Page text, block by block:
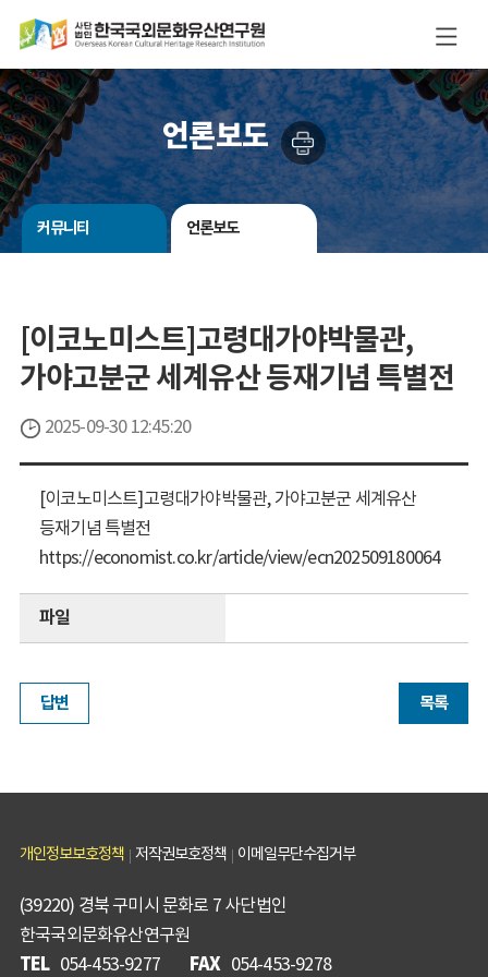
언론보도
커뮤니티 언론보도
[이코노미스트]고령대가야박물관,
가야고분군 세계유산 등재기념 특별전
2025-09-30 12:45:20
[이코노미스트]고령대가야박물관, 가야고분군 세계유산
등재기념 특별전
https://economist.co.kr/article/view/ecn202509180064
파일
답변 목록
개인정보보호정책 저작권보호정책 이메일무단수집거부
(39220) 경북 구미시 문화로 7 사단법인
한국국외문화유산연구원
TEL 054-453-9277 FAX 054-453-9278